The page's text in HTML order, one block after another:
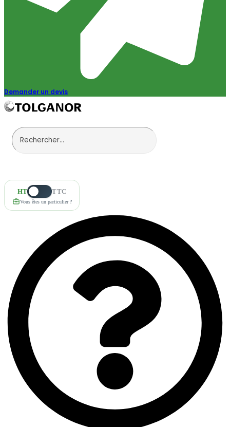
Demander un devis
HT TTC
Vous êtes un particulier ?